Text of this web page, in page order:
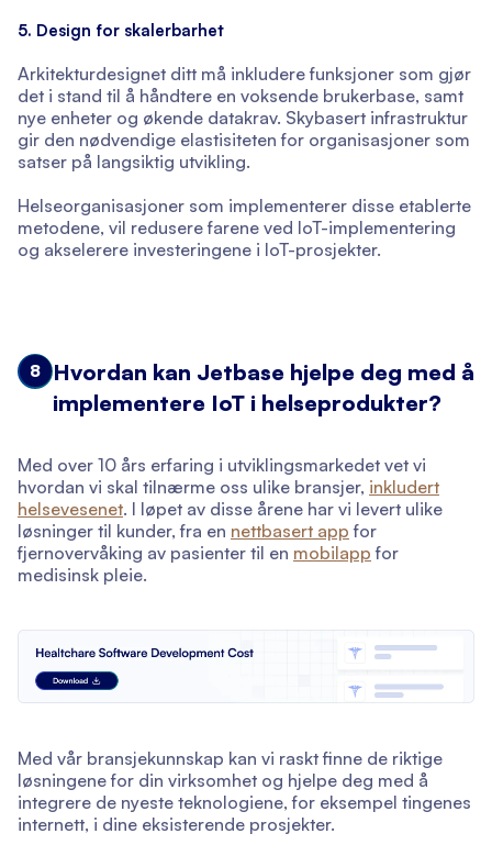
5. Design for skalerbarhet
Arkitekturdesignet ditt må inkludere funksjoner som gjør
det i stand til å håndtere en voksende brukerbase, samt
nye enheter og økende datakrav. Skybasert infrastruktur
gir den nødvendige elastisiteten for organisasjoner som
satser på langsiktig utvikling.
Helseorganisasjoner som implementerer disse etablerte
metodene, vil redusere farene ved IoT-implementering
og akselerere investeringene i IoT-prosjekter.
8
Hvordan kan Jetbase hjelpe deg med å
implementere IoT i helseprodukter?
Med over 10 års erfaring i utviklingsmarkedet vet vi
hvordan vi skal tilnærme oss ulike bransjer, inkludert
helsevesenet. I løpet av disse årene har vi levert ulike
løsninger til kunder, fra en nettbasert app for
fjernovervåking av pasienter til en mobilapp for
medisinsk pleie.
Med vår bransjekunnskap kan vi raskt finne de riktige
løsningene for din virksomhet og hjelpe deg med å
integrere de nyeste teknologiene, for eksempel tingenes
internett, i dine eksisterende prosjekter.